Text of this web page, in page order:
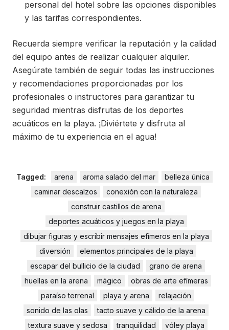
personal del hotel sobre las opciones disponibles
y las tarifas correspondientes.
Recuerda siempre verificar la reputación y la calidad
del equipo antes de realizar cualquier alquiler.
Asegúrate también de seguir todas las instrucciones
y recomendaciones proporcionadas por los
profesionales o instructores para garantizar tu
seguridad mientras disfrutas de los deportes
acuáticos en la playa. ¡Diviértete y disfruta al
máximo de tu experiencia en el agua!
Tagged: arena aroma salado del mar
belleza única
caminar descalzos
conexión con la naturaleza
construir castillos de arena
deportes acuáticos y juegos en la playa
dibujar figuras y escribir mensajes efímeros en la playa
diversión
elementos principales de la playa
escapar del bullicio de la ciudad
grano de arena
huellas en la arena
mágico
obras de arte efímeras
paraíso terrenal
playa y arena
relajación
sonido de las olas
tacto suave y cálido de la arena
textura suave y sedosa
tranquilidad vóley playa